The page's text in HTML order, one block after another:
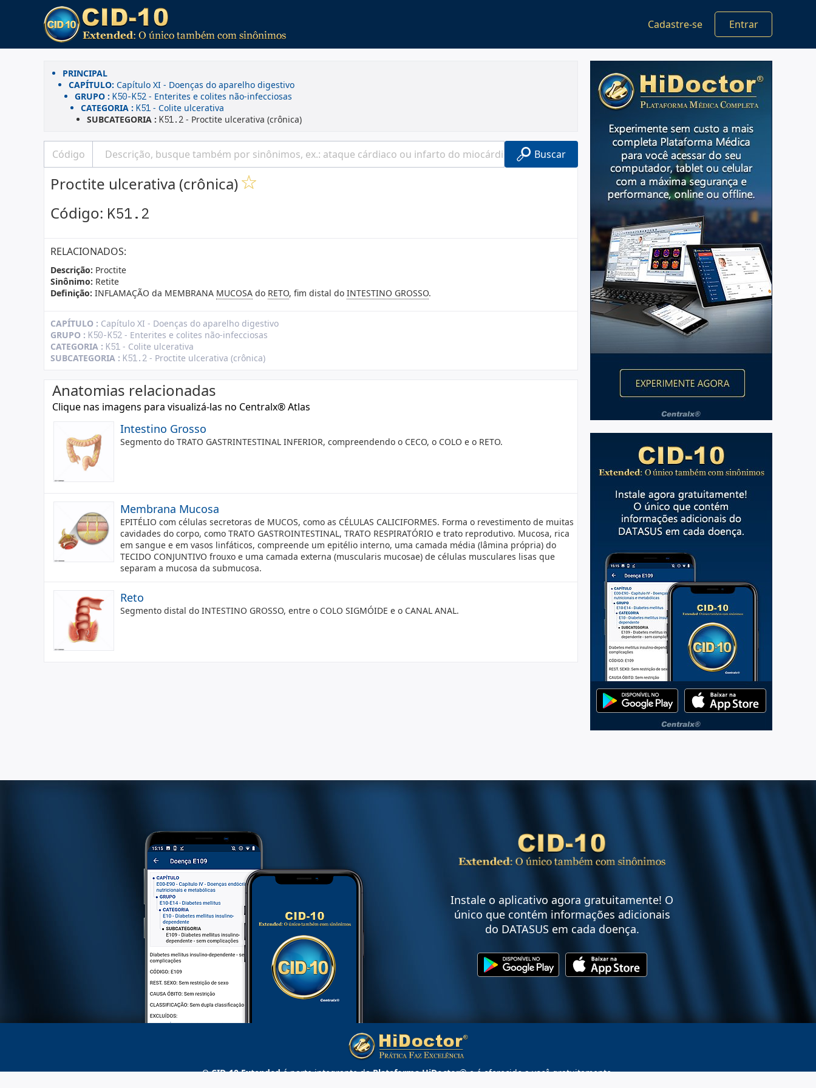
Cadastre-se Entrar
PRINCIPAL
CAPÍTULO: Capítulo XI - Doenças do aparelho digestivo
GRUPO : K50-K52 - Enterites e colites não-infecciosas
CATEGORIA : K51 - Colite ulcerativa
SUBCATEGORIA : K51.2 - Proctite ulcerativa (crônica)
Buscar
Proctite ulcerativa (crônica)
Código: K51.2
RELACIONADOS:
Descrição: Proctite
Sinônimo: Retite
Definição: INFLAMAÇÃO da MEMBRANA MUCOSA do RETO, fim distal do INTESTINO GROSSO.
CAPÍTULO : Capítulo XI - Doenças do aparelho digestivo
GRUPO : K50-K52 - Enterites e colites não-infecciosas
CATEGORIA : K51 - Colite ulcerativa
SUBCATEGORIA : K51.2 - Proctite ulcerativa (crônica)
Anatomias relacionadas
Clique nas imagens para visualizá-las no Centralx® Atlas
Intestino Grosso
Segmento do TRATO GASTRINTESTINAL INFERIOR, compreendendo o CECO, o COLO e o RETO.
Membrana Mucosa
EPITÉLIO com células secretoras de MUCOS, como as CÉLULAS CALICIFORMES. Forma o revestimento de muitas
cavidades do corpo, como TRATO GASTROINTESTINAL, TRATO RESPIRATÓRIO e trato reprodutivo. Mucosa, rica
em sangue e em vasos linfáticos, compreende um epitélio interno, uma camada média (lâmina própria) do
TECIDO CONJUNTIVO frouxo e uma camada externa (muscularis mucosae) de células musculares lisas que
separam a mucosa da submucosa.
Reto
Segmento distal do INTESTINO GROSSO, entre o COLO SIGMÓIDE e o CANAL ANAL.
Instale o aplicativo agora gratuitamente! O
único que contém informações adicionais
do DATASUS em cada doença.
OCID-10 Extendedé parte integrante daPlataforma HiDoctor®e é oferecido a você gratuitamente.